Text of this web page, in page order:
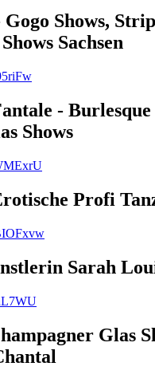
Shows,
Sachsen
-
Shows
Profi
Sarah
Glas